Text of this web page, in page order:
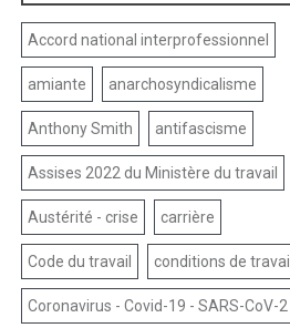
Accord national interprofessionnel
amiante anarchosyndicalisme
Anthony Smith antifascisme
Assises 2022 du Ministère du travail
Austérité - crise carrière
Code du travail conditions de travail
Coronavirus - Covid-19 - SARS-CoV-2